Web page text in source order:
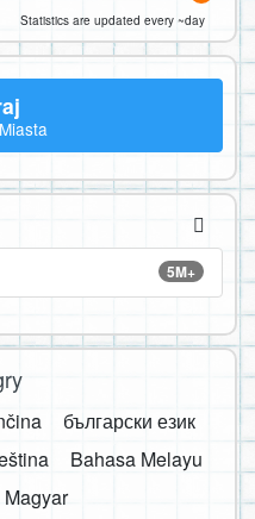
Statistics are updated every ~day
5M+
български език
Bahasa Melayu
Magyar